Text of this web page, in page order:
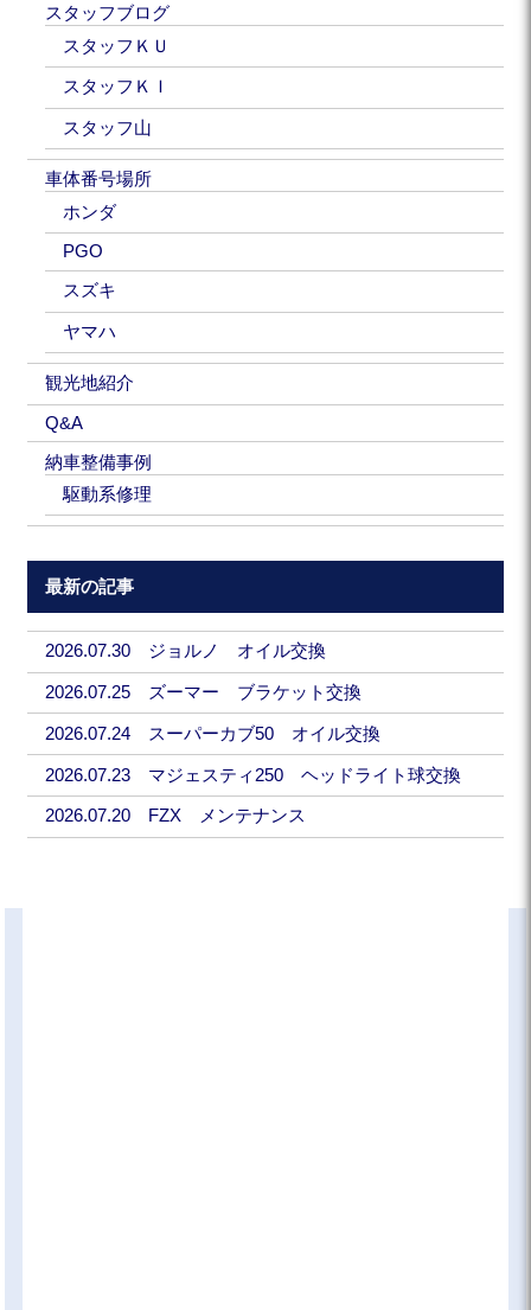
スタッフブログ
スタッフＫＵ
スタッフＫＩ
スタッフ山
車体番号場所
ホンダ
PGO
スズキ
ヤマハ
観光地紹介
Q&A
納車整備事例
駆動系修理
最新の記事
2026.07.30 ジョルノ オイル交換
2026.07.25 ズーマー ブラケット交換
2026.07.24 スーパーカブ50 オイル交換
2026.07.23 マジェスティ250 ヘッドライト球交換
2026.07.20 FZX メンテナンス